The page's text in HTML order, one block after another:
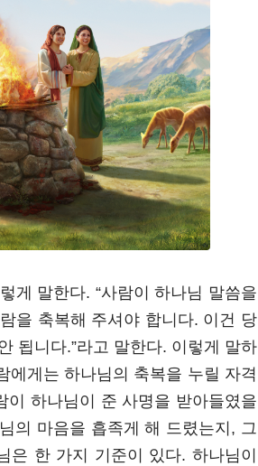
게 말한다. “사람이 하나님 말씀을
을 축복해 주셔야 합니다. 이건 당
됩니다.”라고 말한다. 이렇게 말하
에게는 하나님의 축복을 누릴 자격
이 하나님이 준 사명을 받아들였을
의 마음을 흡족게 해 드렸는지, 그
한 가지 기준이 있다. 하나님이